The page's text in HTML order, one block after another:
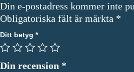
Din e-postadress kommer inte
Obligatoriska fält är märkta *
Ditt betyg *
Din recension *